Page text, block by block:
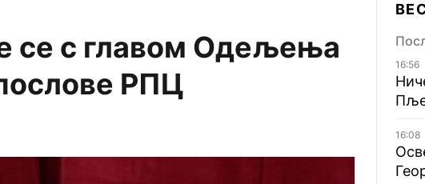
се с главом Одељења
РПЦ
16:56
16:08